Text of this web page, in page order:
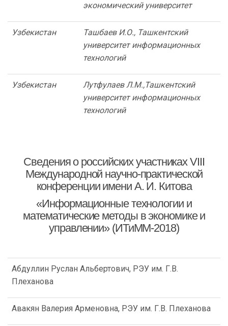
экономический университет
Узбекистан Ташбаев И.О., Ташкентский
университет информационных
технологий
Узбекистан Лутфулаев Л.М.,Ташкентский
университет информационных
технологий
Сведения о российских участниках VIII
Международной научно-практической
конференции имени А. И. Китова
«Информационные технологии и
математические методы в экономике и
управлении» (ИТиММ-2018)
Абдуллин Руслан Альбертович, РЭУ им. Г.В.
Плеханова
Авакян Валерия Арменовна, РЭУ им. Г.В. Плеханова